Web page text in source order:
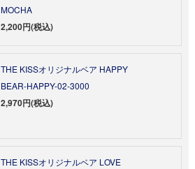
MOCHA
2,200円(税込)
THE KISSオリジナルベア HAPPY
BEAR-HAPPY-02-3000
2,970円(税込)
THE KISSオリジナルベア LOVE